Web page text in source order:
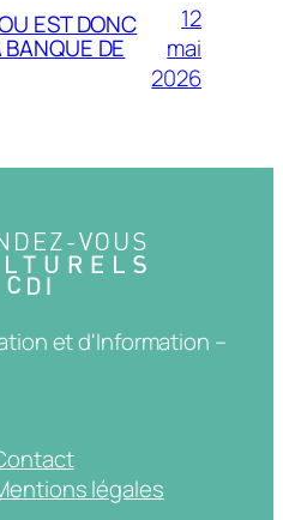
EST DONC
BANQUE DE
12
mai
2026
et d'Information –
légales